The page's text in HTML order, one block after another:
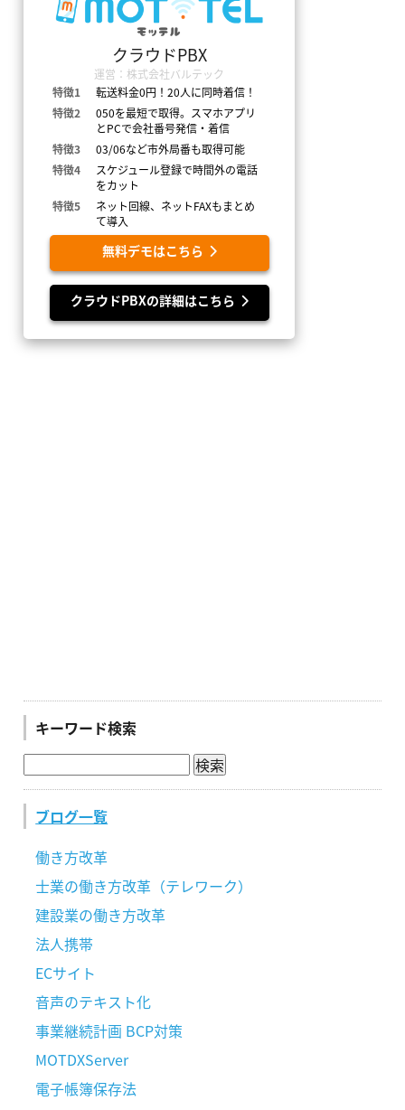
クラウドPBX
運営：株式会社バルテック
特徴1
転送料金0円！20人に同時着信！
特徴2
050を最短で取得。スマホアプリ
とPCで会社番号発信・着信
特徴3
03/06など市外局番も取得可能
特徴4
スケジュール登録で時間外の電話
をカット
特徴5
ネット回線、ネットFAXもまとめ
て導入
無料デモはこちら
クラウドPBXの詳細はこちら
キーワード検索
ブログ一覧
働き方改革
士業の働き方改革（テレワーク）
建設業の働き方改革
法人携帯
ECサイト
音声のテキスト化
事業継続計画 BCP対策
MOTDXServer
電子帳簿保存法